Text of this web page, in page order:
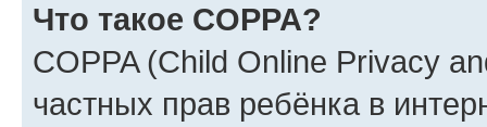
Что такое COPPA?
COPPA (Child Online Privacy
частных прав ребёнка в